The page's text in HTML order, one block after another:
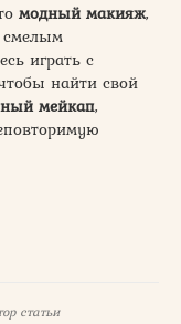
модный макияж,
смелым
играть с
найти свой
мейкап,
статьи